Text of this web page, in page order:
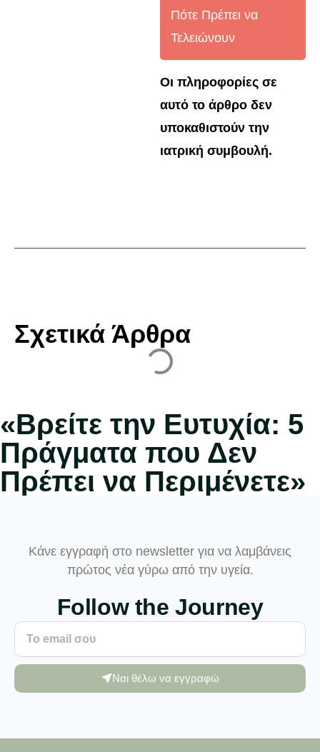
Πότε Πρέπει να
Τελειώνουν
Οι πληροφορίες σε
αυτό το άρθρο δεν
υποκαθιστούν την
ιατρική συμβουλή.
Σχετικά Άρθρα
«Βρείτε την Ευτυχία: 5
Πράγματα που Δεν
Πρέπει να Περιμένετε»
Κάνε εγγραφή στο newsletter για να λαμβάνεις
πρώτος νέα γύρω από την υγεία.
Follow the Journey
Ναι θέλω να εγγραφώ